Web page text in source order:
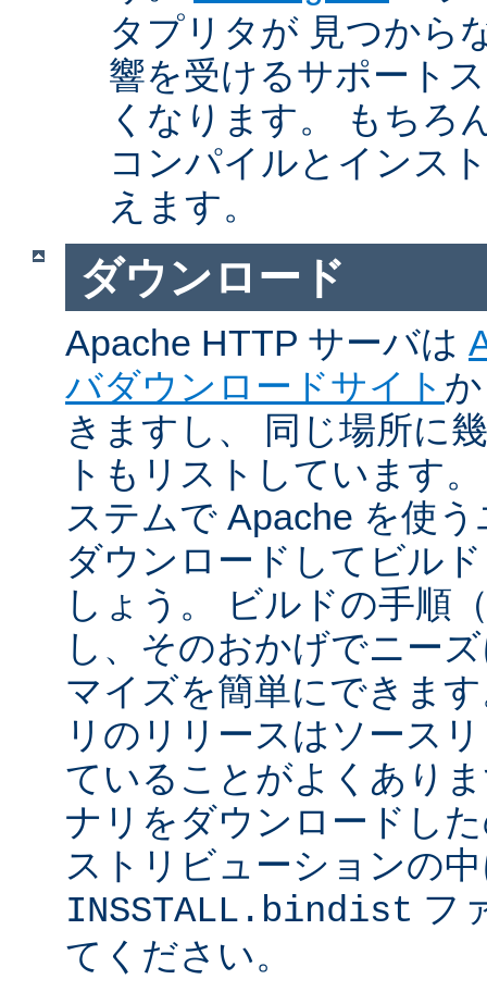
タプリタが 見つから
響を受けるサポート
くなります。 もちろ
コンパイルとインス
えます。
ダウンロード
Apache HTTP サーバは
バダウンロードサイト
きますし、 同じ場所に
トもリストしています
ステムで Apache を使
ダウンロードしてビル
しょう。 ビルドの手順
し、そのおかげでニー
マイズを簡単にできま
リのリリースはソース
ていることがよくあり
ナリをダウンロードし
ストリビューションの
INSSTALL.bindist フ
てください。